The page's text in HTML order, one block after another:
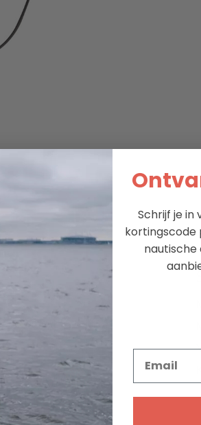
voordeel van een
Schrijf je in
kortingscode
nautische